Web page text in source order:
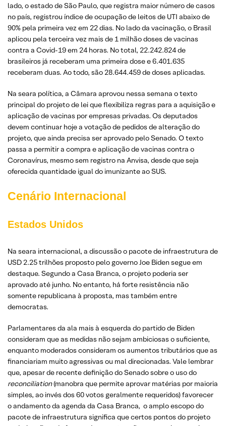
lado, o estado de São Paulo, que registra maior número de casos
no país, registrou índice de ocupação de leitos de UTI abaixo de
90% pela primeira vez em 22 dias. No lado da vacinação, o Brasil
aplicou pela terceira vez mais de 1 milhão doses de vacinas
contra a Covid-19 em 24 horas. No total, 22.242.824 de
brasileiros já receberam uma primeira dose e 6.401.635
receberam duas. Ao todo, são 28.644.459 de doses aplicadas.
Na seara política, a Câmara aprovou nessa semana o texto
principal do projeto de lei que flexibiliza regras para a aquisição e
aplicação de vacinas por empresas privadas. Os deputados
devem continuar hoje a votação de pedidos de alteração do
projeto, que ainda precisa ser aprovado pelo Senado. O texto
passa a permitir a compra e aplicação de vacinas contra o
Coronavírus, mesmo sem registro na Anvisa, desde que seja
oferecida quantidade igual do imunizante ao SUS.
Cenário Internacional
Estados Unidos
Na seara internacional, a discussão o pacote de infraestrutura de
USD 2.25 trilhões proposto pelo governo Joe Biden segue em
destaque. Segundo a Casa Branca, o projeto poderia ser
aprovado até junho. No entanto, há forte resistência não
somente republicana à proposta, mas também entre
democratas.
Parlamentares da ala mais à esquerda do partido de Biden
consideram que as medidas não sejam ambiciosas o suficiente,
enquanto moderados consideram os aumentos tributários que as
financiariam muito agressivas ou mal direcionadas. Vale lembrar
que, apesar de recente definição do Senado sobre o uso do
reconciliation(manobra que permite aprovar matérias por maioria
simples, ao invés dos 60 votos geralmente requeridos) favorecer
o andamento da agenda da Casa Branca, o amplo escopo do
pacote de infraestrutura significa que certos pontos do projeto